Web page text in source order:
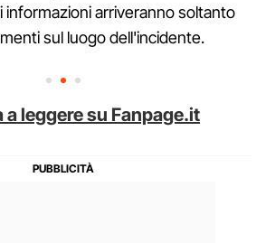
informazioni arriveranno soltanto
sul luogo dell'incidente.
a leggere su Fanpage.it